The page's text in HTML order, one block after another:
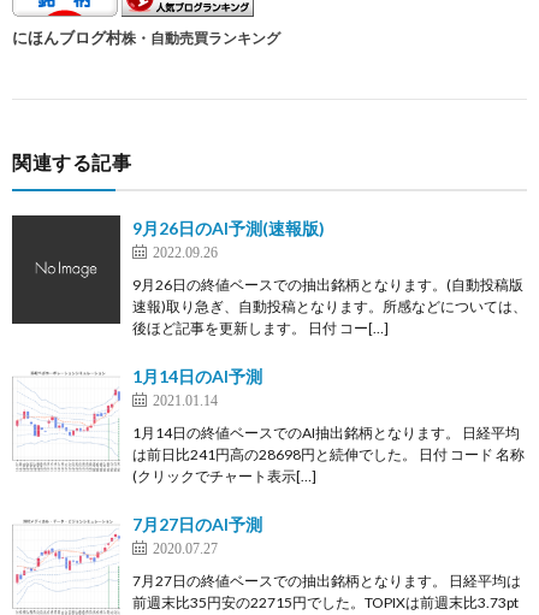
にほんブログ村株・自動売買ランキング
関連する記事
9月26日のAI予測(速報版)
2022.09.26
9月26日の終値ベースでの抽出銘柄となります。(自動投稿版
速報)取り急ぎ、自動投稿となります。所感などについては、
後ほど記事を更新します。 日付 コー[…]
1月14日のAI予測
2021.01.14
1月14日の終値ベースでのAI抽出銘柄となります。 日経平均
は前日比241円高の28698円と続伸でした。 日付 コード 名称
(クリックでチャート表示[…]
7月27日のAI予測
2020.07.27
7月27日の終値ベースでの抽出銘柄となります。 日経平均は
前週末比35円安の22715円でした。TOPIXは前週末比3.73pt